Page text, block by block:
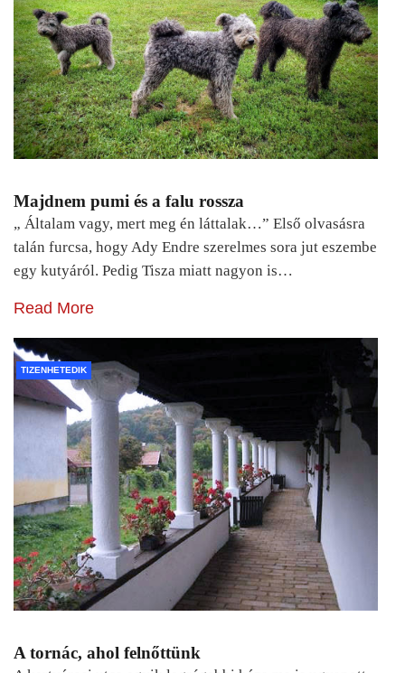
Majdnem pumi és a falu rossza
„ Általam vagy, mert meg én láttalak…” Első olvasásra
talán furcsa, hogy Ady Endre szerelmes sora jut eszembe
egy kutyáról. Pedig Tisza miatt nagyon is…
Read More
TIZENHETEDIK
A tornác, ahol felnőttünk